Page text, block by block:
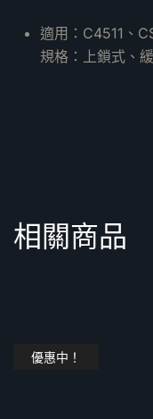
適用：C4511、
規格：上鎖式、
相關商品
優惠中！